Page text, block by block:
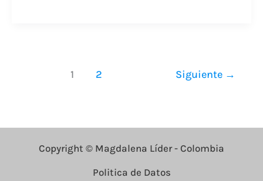
1 2 Siguiente →
Copyright © Magdalena Líder - Colombia
Politica de Datos